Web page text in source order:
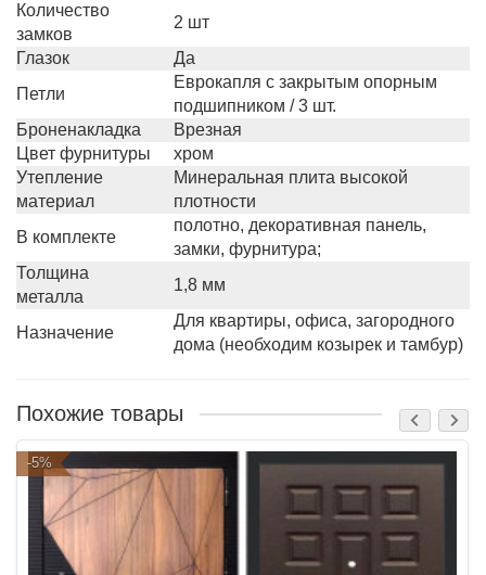
Количество
замков
2 шт
Глазок
Да
Петли
Еврокапля с закрытым опорным
подшипником / 3 шт.
Броненакладка
Врезная
Цвет фурнитуры
хром
Утепление
материал
Минеральная плита высокой
плотности
В комплекте
полотно, декоративная панель,
замки, фурнитура;
Толщина
металла
1,8 мм
Назначение
Для квартиры, офиса, загородного
дома (необходим козырек и тамбур)
Похожие товары
-5%